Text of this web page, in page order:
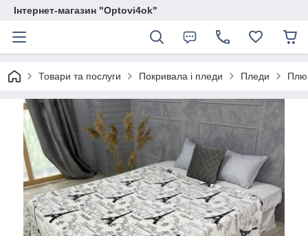
Інтернет-магазин "Optovi4ok"
Товари та послуги Покривала і пледи Пледи